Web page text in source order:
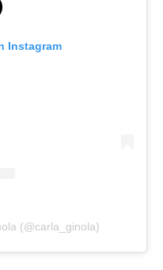
Instagram
(@carla_ginola)